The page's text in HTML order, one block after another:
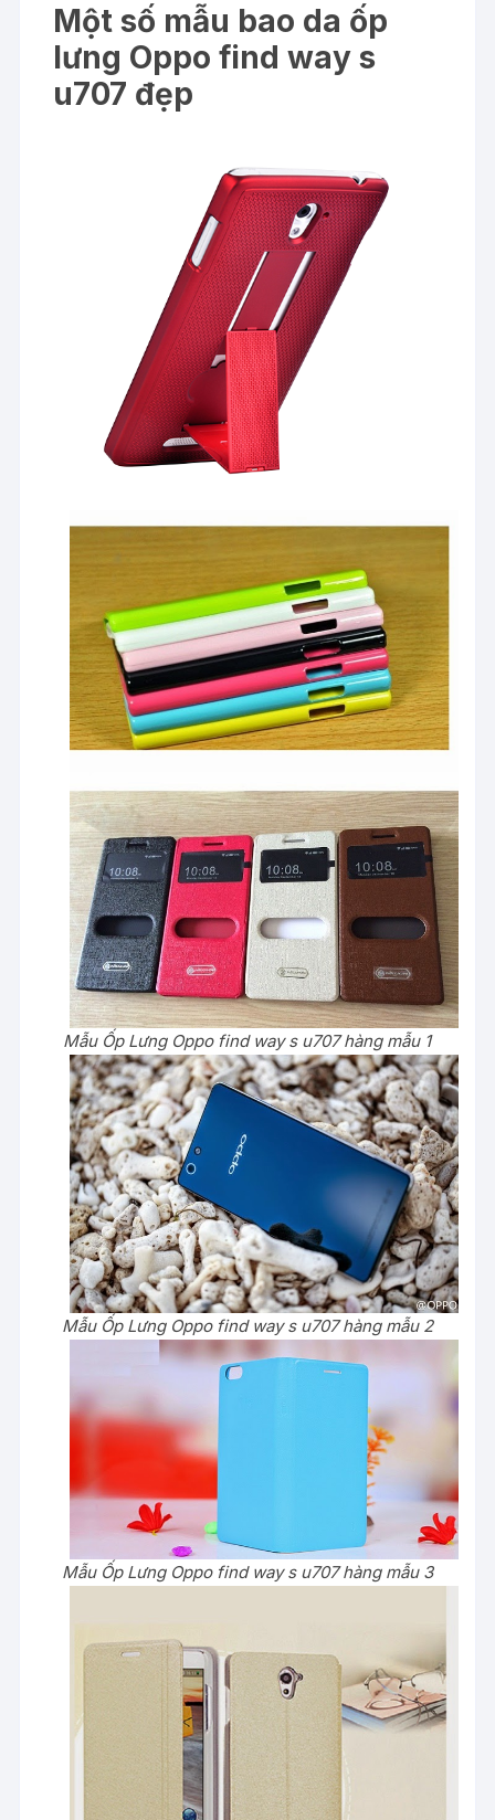
Một số mẫu bao da ốp
lưng Oppo find way s
u707 đẹp
Mẫu Ốp Lưng Oppo find way s u707 hàng mẫu 1
Mẫu Ốp Lưng Oppo find way s u707 hàng mẫu 2
Mẫu Ốp Lưng Oppo find way s u707 hàng mẫu 3